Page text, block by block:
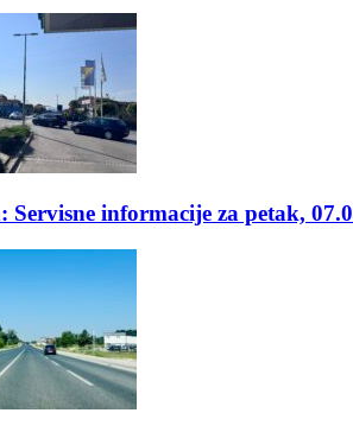
Servisne informacije za petak,